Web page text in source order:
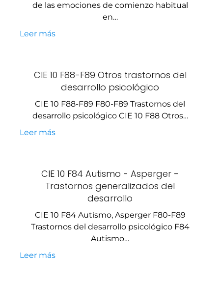
de las emociones de comienzo habitual
en…
Leer más
CIE 10 F88-F89 Otros trastornos del
desarrollo psicológico
CIE 10 F88-F89 F80-F89 Trastornos del
desarrollo psicológico CIE 10 F88 Otros…
Leer más
CIE 10 F84 Autismo - Asperger -
Trastornos generalizados del
desarrollo
CIE 10 F84 Autismo, Asperger F80-F89
Trastornos del desarrollo psicológico F84
Autismo…
Leer más